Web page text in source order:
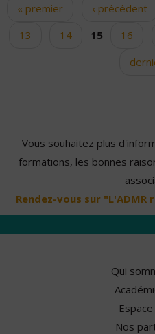
Pages
« premier ‹ précédent
13
14 15 16
Vous souhaitez plus
formations, les bonnes
Rendez-vous sur
Qui
Nos